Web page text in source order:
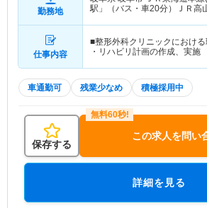
勤務地
駅」（バス・車20分）ＪＲ高
仕事内容
■整形外科クリニックにおけ
・リハビリ計画の作成、実施
車通勤可 残業少なめ 積極採用中
保存する
この求人を問い
詳細を見る